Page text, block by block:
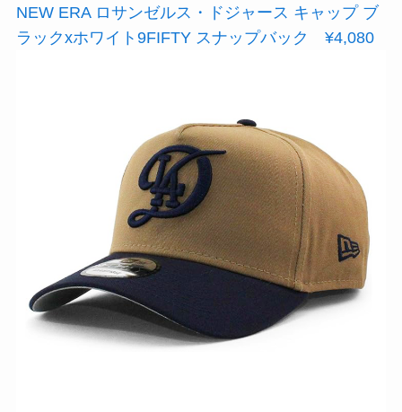
NEW ERA ロサンゼルス・ドジャース キャップ ブ
ラックxホワイト9FIFTY スナップバック ¥4,080